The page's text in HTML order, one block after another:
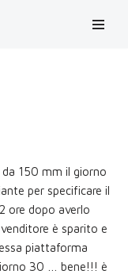
150 mm il giorno
per specificare il
ore dopo averlo
è sparito e
piattaforma
30 … bene!!! è